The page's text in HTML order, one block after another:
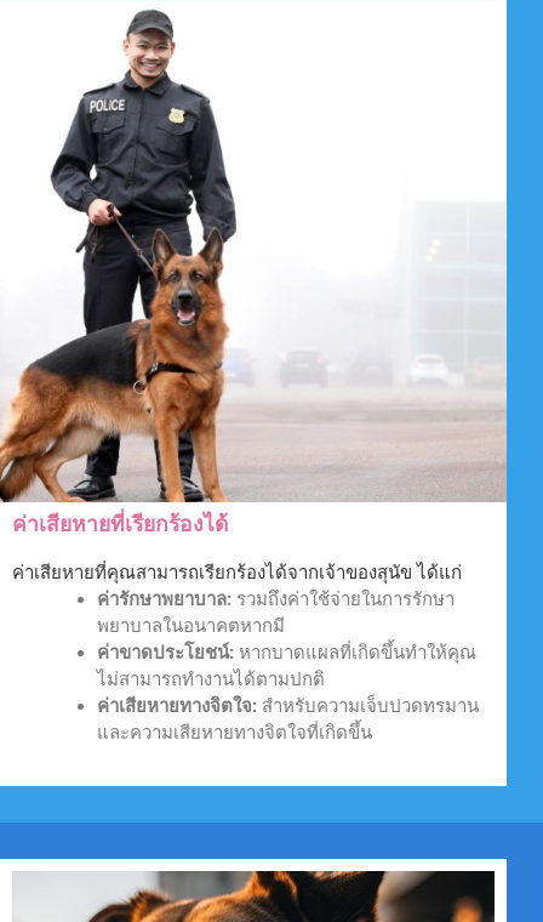
ค่าเสียหายที่เรียกร้องได้
ค่าเสียหายที่คุณสามารถเรียกร้องได้จากเจ้าของสุนัข ได้แก่
ค่ารักษาพยาบาล: รวมถึงค่าใช้จ่ายในการรักษา
พยาบาลในอนาคตหากมี
ค่าขาดประโยชน์: หากบาดแผลที่เกิดขึ้นทำให้คุณ
ไม่สามารถทำงานได้ตามปกติ
ค่าเสียหายทางจิตใจ: สำหรับความเจ็บปวดทรมาน
และความเสียหายทางจิตใจที่เกิดขึ้น